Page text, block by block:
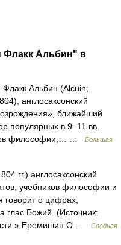
Флакк Альбин" в
Альбин (Alcuin;
англосаксонский
ближайший
популярных в 9‒11 вв.
философии,… …
Большая
гг.) англосаксонский
учебников философии и
говорит о цифрах,
глас Божий. (Источник:
Еремишин О …
Сводная